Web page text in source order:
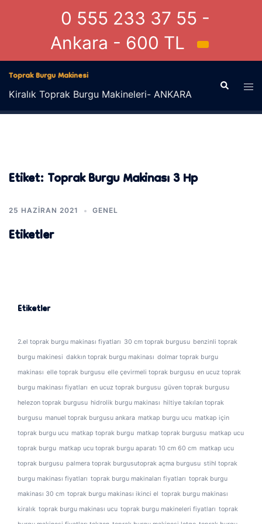
Toprak Burgu Makinesi
Kiralık Toprak Burgu Makineleri- ANKARA
Search
Etiket:Toprak Burgu Makinası 3 Hp
25 HAZIRAN 2021 GENEL
Etiketler
Etiketler
2.el toprak burgu makinası fiyatları 30 cm toprak burgusu benzinli toprak
burgu makinesi dakkın toprak burgu makinası dolmar toprak burgu
makinası elle toprak burgusu elle çevirmeli toprak burgusu en ucuz toprak
burgu makinası fiyatları en ucuz toprak burgusu güven toprak burgusu
helezon toprak burgusu hidrolik burgu makinası hiltiye takılan toprak
burgusu manuel toprak burgusu ankara matkap burgu ucu matkap için
toprak burgu ucu matkap toprak burgu matkap toprak burgusu matkap ucu
toprak burgu matkap ucu toprak burgu aparatı 10 cm 60 cm matkap ucu
toprak burgusu palmera toprak burgusutoprak açma burgusu stihl toprak
burgu makinası fiyatları toprak burgu makinaları fiyatları toprak burgu
makinası 30 cm toprak burgu makinası ikinci el toprak burgu makinası
kiralık toprak burgu makinası ucu toprak burgu makineleri fiyatları toprak
0 555 233 37 55 -
Ankara - 600 TL